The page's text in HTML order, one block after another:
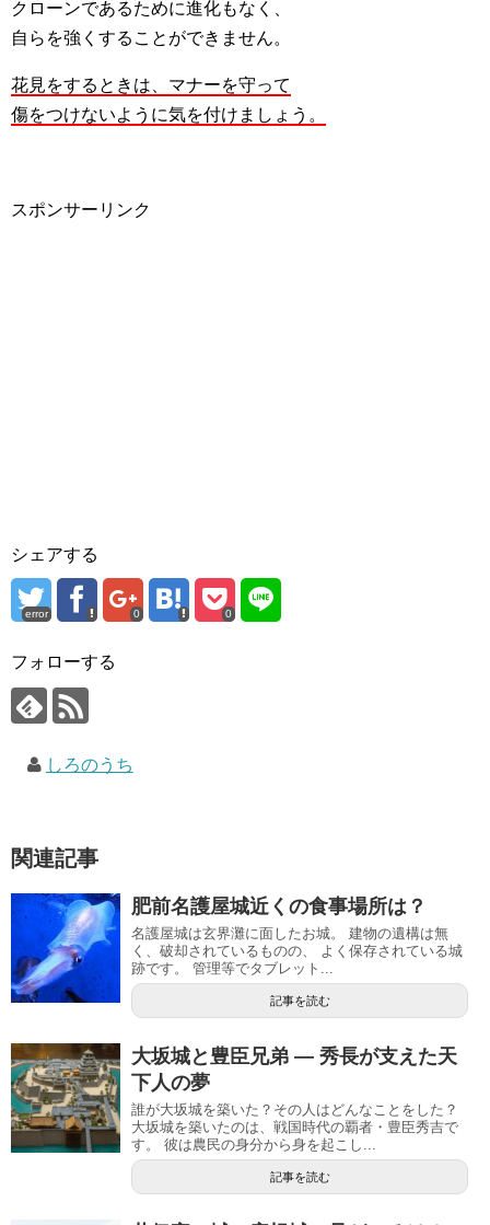
クローンであるために進化もなく、
自らを強くすることができません。
花見をするときは、マナーを守って
傷をつけないように気を付けましょう。
スポンサーリンク
シェアする
error 0 0
フォローする
しろのうち
関連記事
肥前名護屋城近くの食事場所は？
名護屋城は玄界灘に面したお城。 建物の遺構は無
く、破却されているものの、 よく保存されている城
跡です。 管理等でタブレット...
記事を読む
大坂城と豊臣兄弟 ― 秀長が支えた天
下人の夢
誰が大坂城を築いた？その人はどんなことをした？
大坂城を築いたのは、戦国時代の覇者・豊臣秀吉で
す。 彼は農民の身分から身を起こし...
記事を読む